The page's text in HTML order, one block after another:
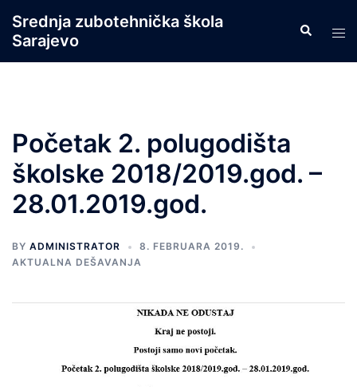
content
Srednja zubotehnička škola
Sarajevo
Search
Početak 2. polugodišta
školske 2018/2019.god. –
28.01.2019.god.
BY ADMINISTRATOR
8. FEBRUARA 2019.
AKTUALNA DEŠAVANJA